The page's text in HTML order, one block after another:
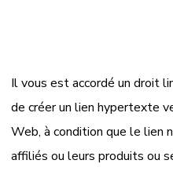
Il vous est accordé un droit
de créer un lien hypertexte
Web, à condition que le lien
affiliés ou leurs produits ou